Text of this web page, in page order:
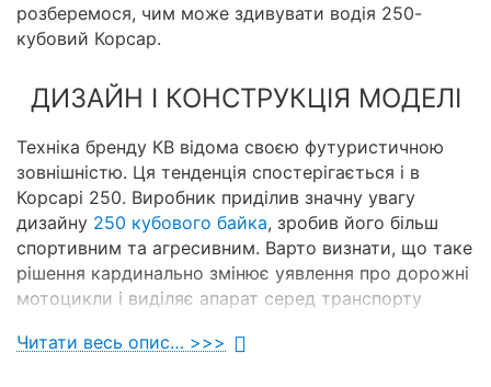
розберемося, чим може здивувати водія 250-
кубовий Корсар.
ДИЗАЙН І КОНСТРУКЦІЯ МОДЕЛІ
Техніка бренду КВ відома своєю футуристичною
зовнішністю. Ця тенденція спостерігається і в
Корсарі 250. Виробник приділив значну увагу
дизайну 250 кубового байка, зробив його більш
спортивним та агресивним. Варто визнати, що таке
рішення кардинально змінює уявлення про дорожні
мотоцикли і виділяє апарат серед транспорту
Читати весь опис… >>>